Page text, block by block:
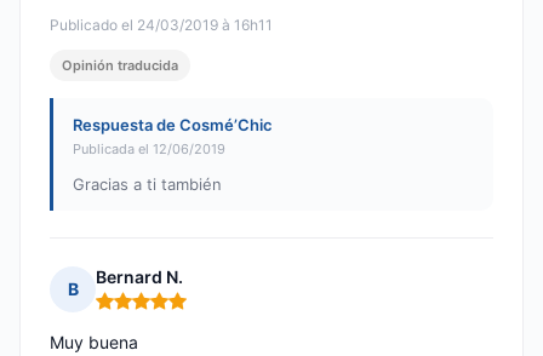
Publicado el 24/03/2019 à 16h11
Opinión traducida
Respuesta de Cosmé’Chic
Publicada el 12/06/2019
Gracias a ti también
B
Bernard N.
Nota: 5 de 5
Muy buena